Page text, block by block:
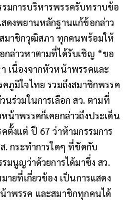
มการบริหารพรรครับทราบข้อ
ดงพยานหลักฐานแก้ข้อกล่าว
สมาชิกวุฒิสภา ทุกคนพร้อมให้
กล่าวหาตามที่ได้รับเชิญ “ขอ
เนื่องจากหัวหน้าพรรคและ
ภูมิใจไทย รวมถึงสมาชิกพรรค
ร่วมในการเลือก สว. ตามที่
น้าพรรคก็เคยกล่าวถึงประเด็น
ตั้งแต่ ปี 67 ว่าห้ามกรรมการ
. กระทำการใดๆ ที่ขัดกับ
มนูญว่าด้วยการได้มาซึ่ง สว.
ายที่เกี่ยวข้อง เป็นการแสดง
าพรรค และสมาชิกทุกคนได้